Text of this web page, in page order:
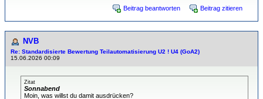
Beitrag beantworten Beitrag zitieren
NVB
Re: Standardisierte Bewertung Teilautomatisierung U2 ! U4 (GoA2)
15.06.2026 00:09
Zitat
Sonnabend
Moin, was willst du damit ausdrücken?